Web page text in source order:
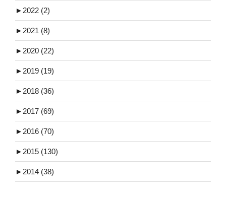
► 2022 (2)
► 2021 (8)
► 2020 (22)
► 2019 (19)
► 2018 (36)
► 2017 (69)
► 2016 (70)
► 2015 (130)
► 2014 (38)